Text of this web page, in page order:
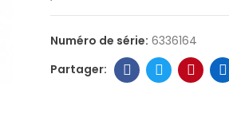
Numéro de série: 6336164